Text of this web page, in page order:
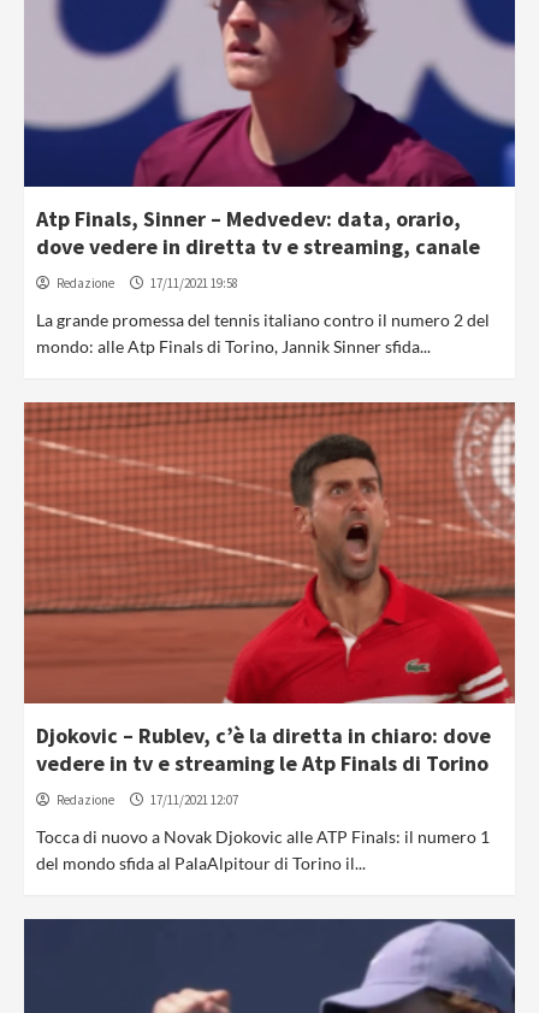
Atp Finals, Sinner – Medvedev: data, orario,
dove vedere in diretta tv e streaming, canale
Redazione 17/11/2021 19:58
La grande promessa del tennis italiano contro il numero 2 del
mondo: alle Atp Finals di Torino, Jannik Sinner sfida...
Djokovic – Rublev, c’è la diretta in chiaro: dove
vedere in tv e streaming le Atp Finals di Torino
Redazione 17/11/2021 12:07
Tocca di nuovo a Novak Djokovic alle ATP Finals: il numero 1
del mondo sfida al PalaAlpitour di Torino il...